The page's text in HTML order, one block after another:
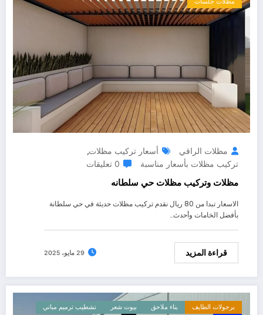
مظلات الراقي أسعار تركيب مظلات,
تركيب مظلات بأسعار مناسبة
0 تعليقات
مظلات وتركيب مظلات حي سلطانه
الاسعار تبدا من 80 ريال نقدم تركيب مظلات حديثة في حي سلطانة
بأفضل الخامات وأحدث…
قراءة المزيد 29 مايو، 2025
برجولات الطايف بناء ملاحق بيوت شعر
تشطيب ترميم مباني